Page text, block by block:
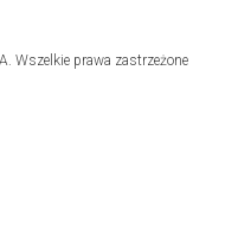
Wszelkie prawa zastrzeżone